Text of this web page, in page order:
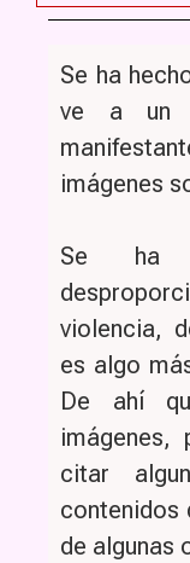
Se ha
ve a un
imágenes
Se ha
violencia,
es algo
De ahí
imágenes,
citar
contenidos
de algunas